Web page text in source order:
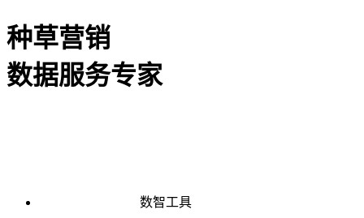
种草营销
数据服务专家
数智工具